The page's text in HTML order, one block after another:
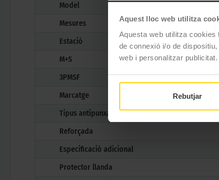
Aquest lloc web utilitza
Aquesta web utilitza
de connexió i/o de
web i personalitzar publicitat.
Rebutjar
Model
Mesures
Estació
M+S
3PMSF
Marcatge
Tipus antipunxades
Reforçada
Especificació adicional
Protector llanda